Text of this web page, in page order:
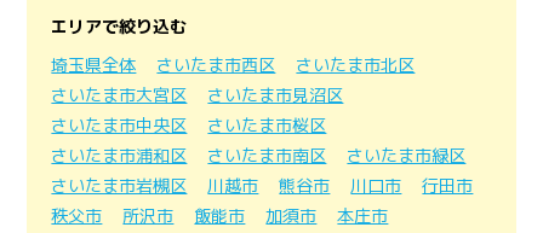
エリアで絞り込む
埼玉県全体
さいたま市西区
さいたま市北区
さいたま市大宮区
さいたま市見沼区
さいたま市中央区
さいたま市桜区
さいたま市浦和区
さいたま市南区
さいたま市緑区
さいたま市岩槻区
川越市 熊谷市 川口市
行田市
秩父市
所沢市 飯能市 加須市
本庄市